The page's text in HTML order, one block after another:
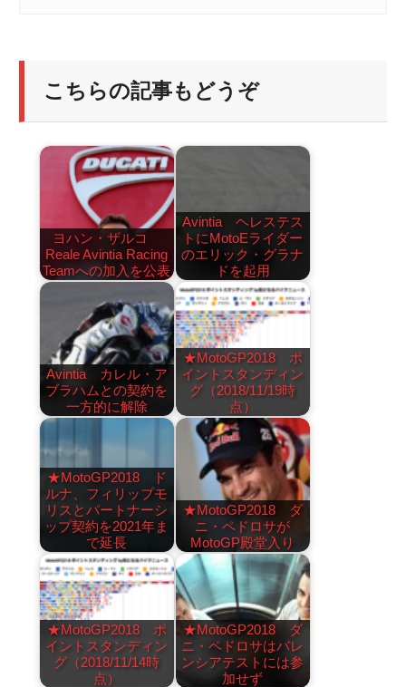
こちらの記事もどうぞ
ヨハン・ザルコ
Reale Avintia Racing
Teamへの加入を公表
Avintia ヘレステス
トにMotoEライダー
のエリック・グラナ
ドを起用
Avintia カレル・ア
ブラハムとの契約を
一方的に解除
★MotoGP2018 ポ
イントスタンディン
グ（2018/11/19時
点）
★MotoGP2018 ド
ルナ、フィリップモ
リスとパートナーシ
ップ契約を2021年ま
で延長
★MotoGP2018 ダ
ニ・ペドロサが
MotoGP殿堂入り
★MotoGP2018 ポ
イントスタンディン
グ（2018/11/14時
点）
★MotoGP2018 ダ
ニ・ペドロサはバレ
ンシアテストには参
加せず